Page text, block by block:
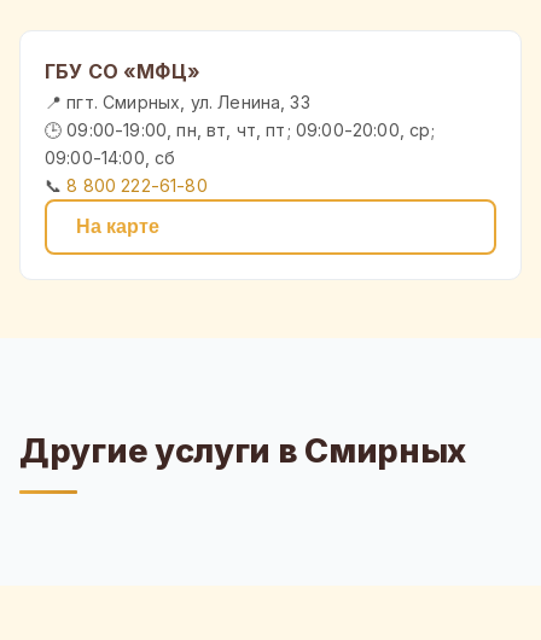
ГБУ СО «МФЦ»
📍 пгт. Смирных, ул. Ленина, 33
🕒 09:00-19:00, пн, вт, чт, пт; 09:00-20:00, ср;
09:00-14:00, сб
📞8 800 222-61-80
На карте
Другие услуги в Смирных